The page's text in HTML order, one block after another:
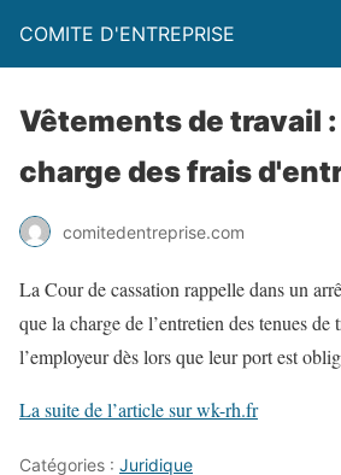
COMITE D'ENTREPRISE
Vêtements de travail
charge des frais
comitedentreprise.com
La Cour de cassation rappelle dans un
que la charge de l’entretien des tenues de
l’employeur dès lors que leur port est
La suite de l’article sur wk-rh.fr
Catégories : Juridique